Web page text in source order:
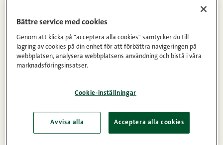
Instruktioner
Näringsinnehåll
Den här salladen är inspirerad av en av världens
Bättre service med cookies
Genom att klicka på "acceptera alla cookies" samtycker du till
lagring av cookies på din enhet för att förbättra navigeringen på
webbplatsen, analysera webbplatsens användning och bistå i våra
marknadsföringsinsatser.
Cookie-inställningar
Avvisa alla Acceptera alla cookies